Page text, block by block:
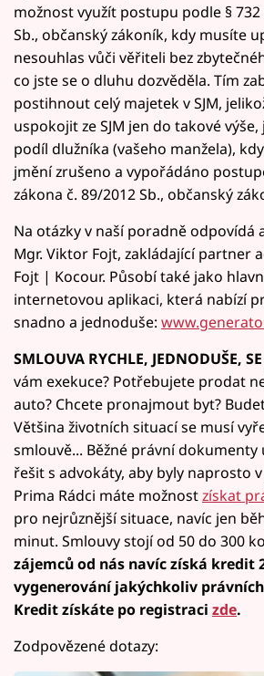
možnost využít postupu podle § 732
Sb., občanský zákoník, kdy musíte
nesouhlas vůči věřiteli bez
co jste se o dluhu dozvěděla. Tím
postihnout celý majetek v SJM,
uspokojit ze SJM jen do takové
podíl dlužníka (vašeho manžela),
jmění zrušeno a vypořádáno
zákona č. 89/2012 Sb., občanský
Na otázky v naší poradně odpovídá
Mgr. Viktor Fojt, zakládající partner
Fojt | Kocour. Působí také jako
internetovou aplikaci, která nabízí
snadno a jednoduše:
SMLOUVA RYCHLE, JEDNODUŠE,
vám exekuce? Potřebujete prodat
auto? Chcete pronajmout byt?
Většina životních situací se musí
smlouvě... Běžné právní dokumenty
řešit s advokáty, aby byly naprosto
Prima Rádci máte možnostzískat
pro nejrůznější situace, navíc jen
minut. Smlouvy stojí od 50 do 300
zájemců od nás navíc získá kredit
vygenerování jakýchkoliv
Kredit získáte po registraci zde.
Zodpovězené dotazy: